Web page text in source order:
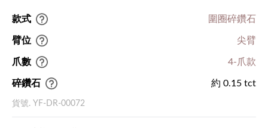
款式 圍圈碎鑽石
臂位 尖臂
爪數 4-爪款
碎鑽石 約 0.15 tct
貨號. YF-DR-00072